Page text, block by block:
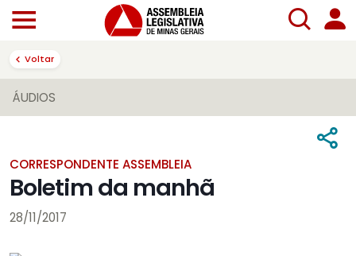
Voltar
ÁUDIOS
CORRESPONDENTE ASSEMBLEIA
Boletim da manhã
28/11/2017